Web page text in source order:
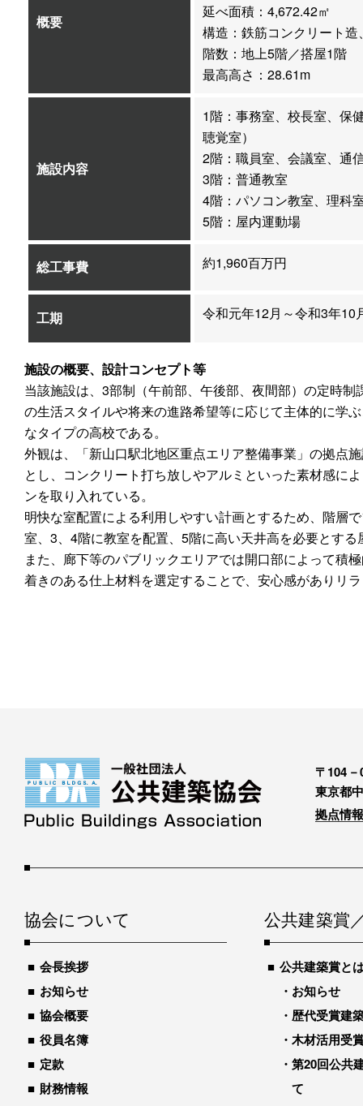
概要
延べ面積：4,672.42㎡
構造：鉄筋コンクリート造
階数：地上5階／搭屋1階
最高高さ：28.61m
施設内容
1階：事務室、校長室、保
聴覚室）
2階：職員室、会議室、通
3階：普通教室
4階：パソコン教室、理科
5階：屋内運動場
総工事費 約1,960百万円
工期 令和元年12月～令和3年10
施設の概要、設計コンセプト等
当該施設は、3部制（午前部、午後部、夜間部）の定時
の生活スタイルや将来の進路希望等に応じて主体的に学
なタイプの高校である。
外観は、「新山口駅北地区重点エリア整備事業」の拠点
とし、コンクリート打ち放しやアルミといった素材感に
ンを取り入れている。
明快な室配置による利用しやすい計画とするため、階層
室、3、4階に教室を配置、5階に高い天井高を必要とす
また、廊下等のパブリックエリアでは開口部によって積
着きのある仕上材料を選定することで、安心感がありリ
〒104－
東京都
拠点情
協会について
会長挨拶
お知らせ
協会概要
役員名簿
定款
財務情報
公共建築賞
公共建築賞と
お知らせ
歴代受賞建
木材活用受
第20回公共
て